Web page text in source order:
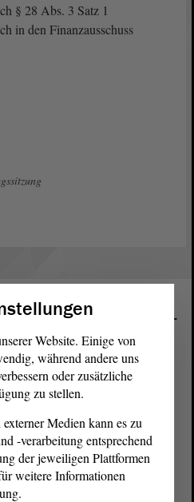
§ 28 Abs. 3 Satz 1
in den Finanzausschuss
im Landtag von Sachsen-
Website. Einige von
während andere uns
oder zusätzliche
zu stellen.
Medien kann es zu
-verarbeitung entsprechend
der jeweiligen Plattformen
weitere Informationen